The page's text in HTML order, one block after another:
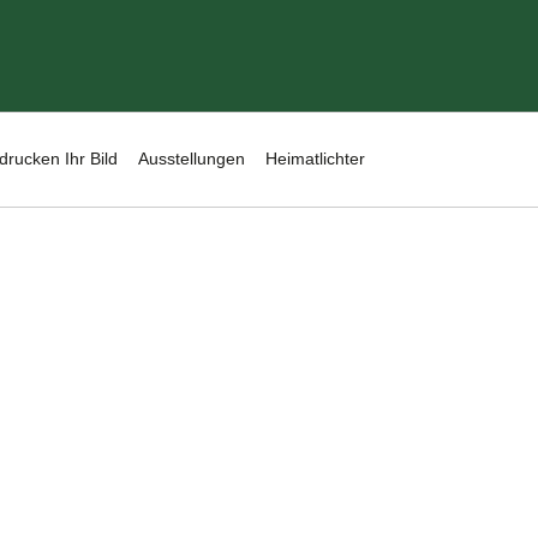
Ihr Bild Ausstellungen Heimatlichter